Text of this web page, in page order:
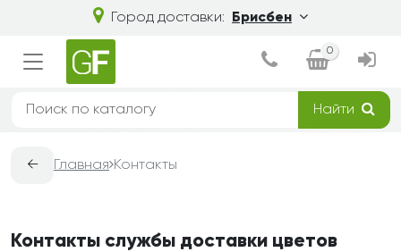
Город доставки: Брисбен
0
Найти
← Главная Контакты
Контакты службы доставки цветов